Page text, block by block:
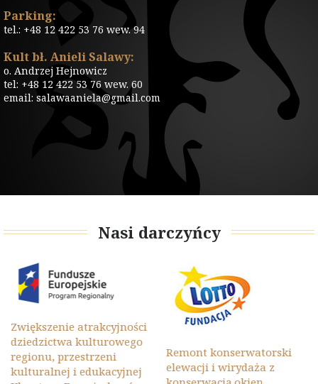
Parking:
tel.: +48 12 422 53 76 wew. 94
Kult bł. Anieli Salawy:
o. Andrzej Hejnowicz
tel: +48 12 422 53 76 wew. 60
email: salawaaniela@gmail.com
Nasi darczyńcy
Zwiększenie atrakcyjności
dziedzictwa kulturowego
regionu, przestrzeni
kulturalnej i edukacyjnej
Remont konserwatorski
elewacji i wirydaża z